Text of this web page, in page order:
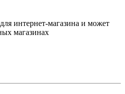
интернет-магазина и может
магазинах